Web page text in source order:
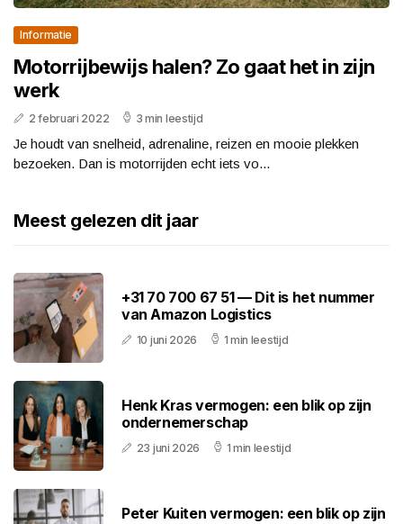
Informatie
Motorrijbewijs halen? Zo gaat het in zijn
werk
2 februari 2022 3 min leestijd
Je houdt van snelheid, adrenaline, reizen en mooie plekken
bezoeken. Dan is motorrijden echt iets vo...
Meest gelezen dit jaar
+31 70 700 67 51 — Dit is het nummer
van Amazon Logistics
10 juni 2026 1 min leestijd
Henk Kras vermogen: een blik op zijn
ondernemerschap
23 juni 2026 1 min leestijd
Peter Kuiten vermogen: een blik op zijn